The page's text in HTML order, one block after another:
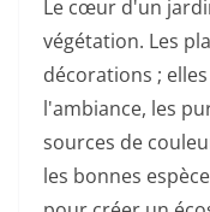
Le cœur d'un
végétation. Les
décorations ;
l'ambiance, les
sources de
les bonnes